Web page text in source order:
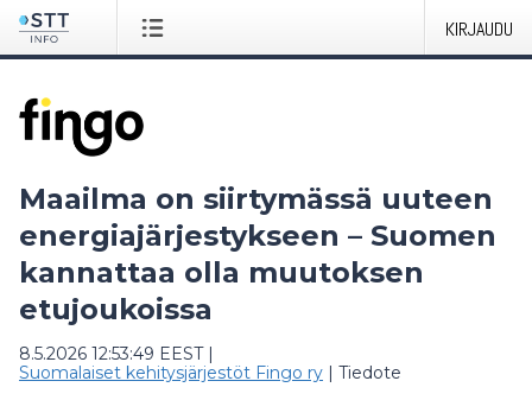
KIRJAUDU
Maailma on siirtymässä uuteen
energiajärjestykseen – Suomen
kannattaa olla muutoksen
etujoukoissa
8.5.2026 12:53:49 EEST|
Suomalaiset kehitysjärjestöt Fingo ry | Tiedote